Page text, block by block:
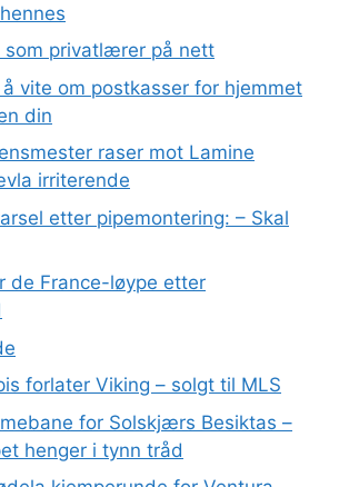
som privatlærer på nett
vite om postkasser for hjemmet
din
raser mot Lamine
irriterende
etter pipemontering: – Skal
de France-løype etter
forlater Viking – solgt til MLS
for Solskjærs Besiktas –
henger i tynn tråd